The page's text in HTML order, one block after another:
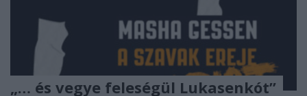
„… és vegye feleségül Lukasenkót”